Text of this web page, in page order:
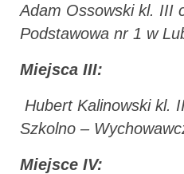
Adam Ossowski kl. III
Podstawowa nr 1 w
Miejsca III:
Hubert Kalinowski kl.
Szkolno –
Miejsce IV: